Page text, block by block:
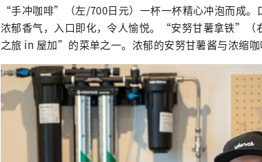
“手冲咖啡”（左/700日元）一杯一杯精心冲泡而成
浓郁香气，入口即化，令人愉悦。“安努甘薯拿铁”
之旅 in 屋加”的菜单之一。浓郁的安努甘薯酱与浓缩咖